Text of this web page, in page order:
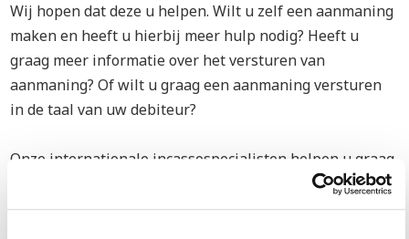
Wij hopen dat deze u helpen. Wilt u zelf een aanmaning
maken en heeft u hierbij meer hulp nodig? Heeft u
graag meer informatie over het versturen van
aanmaning? Of wilt u graag een aanmaning versturen
in de taal van uw debiteur?
Onze internationale incassospecialisten helpen u graag
bij het incasseren van uw openstaande factuur. Zij
spreken niet alleen dezelfde taal als uw debiteur, maar